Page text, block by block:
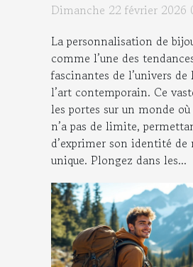
Dimanche 22 février 2026
La personnalisation de
comme l’une des
fascinantes de l’univers
l’art contemporain. Ce
les portes sur un monde
n’a pas de limite,
d’exprimer son identité de
unique. Plongez dans les...